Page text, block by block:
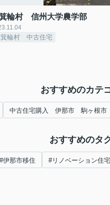
輪村 信州大学農学部
輪村 中古住宅
おすすめのカテ
中古住宅購入 伊那市 駒ヶ根市
おすすめのタ
#伊那市移住 #リノベーション住宅